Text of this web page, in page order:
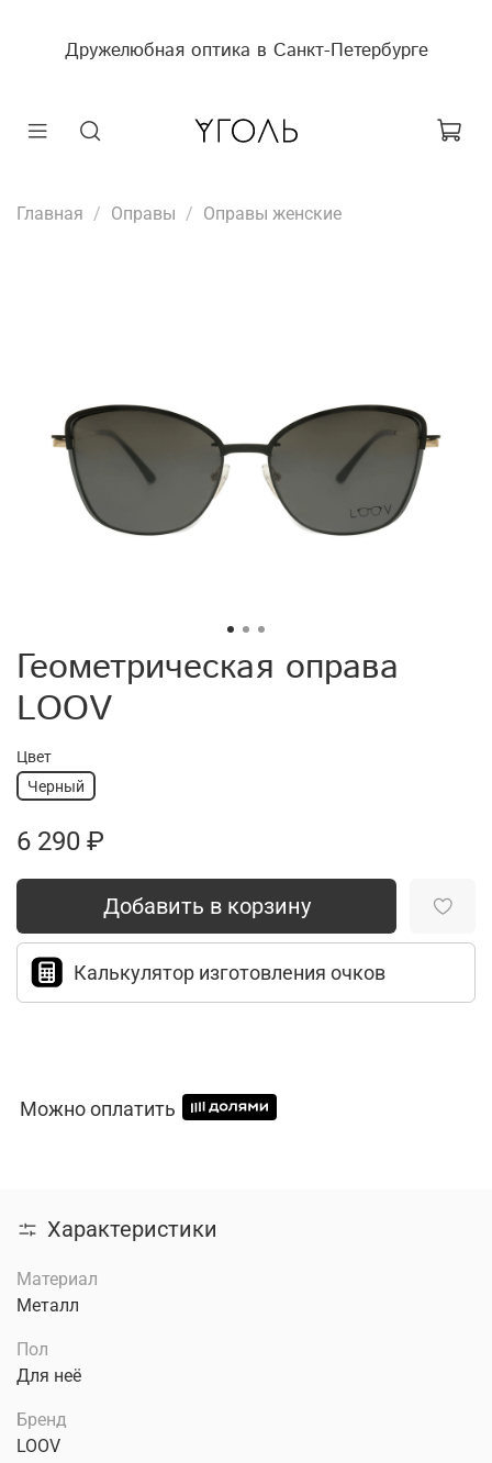
Дружелюбная оптика в Санкт-Петербурге
Главная Оправы Оправы женские
Геометрическая оправа
LOOV
Цвет
Черный
6 290 ₽
Добавить в корзину
Калькулятор изготовления очков
Можно оплатить
Характеристики
Материал
Металл
Пол
Для неё
Бренд
LOOV